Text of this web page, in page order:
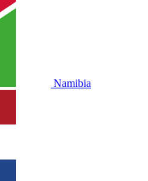
Namibia